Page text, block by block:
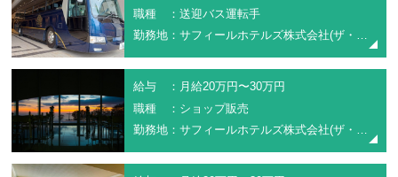
職種 ：送迎バス運転手
勤務地：サフィールホテルズ株式会社(ザ・ウィンザーホテル洞爺リゾート＆スパ)
給与 ：月給20万円〜30万円
職種 ：ショップ販売
勤務地：サフィールホテルズ株式会社(ザ・ウィンザーホテル洞爺リゾート＆スパ)